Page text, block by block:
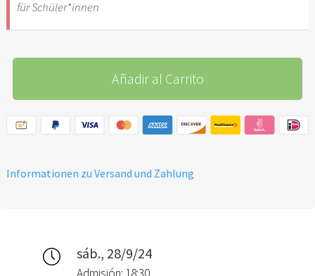
für Schüler*innen
Añadir al Carrito
Informationen zu Versand und Zahlung
sáb., 28/9/24